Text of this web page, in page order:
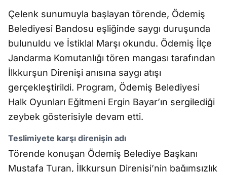
Çelenk sunumuyla başlayan törende, Ödemiş
Belediyesi Bandosu eşliğinde saygı duruşunda
bulunuldu ve İstiklal Marşı okundu. Ödemiş İlçe
Jandarma Komutanlığı tören mangası tarafından
İlkkurşun Direnişi anısına saygı atışı
gerçekleştirildi. Program, Ödemiş Belediyesi
Halk Oyunları Eğitmeni Ergin Bayar’ın sergilediği
zeybek gösterisiyle devam etti.
Teslimiyete karşı direnişin adı
Törende konuşan Ödemiş Belediye Başkanı
Mustafa Turan, İlkkurşun Direnişi’nin bağımsızlık